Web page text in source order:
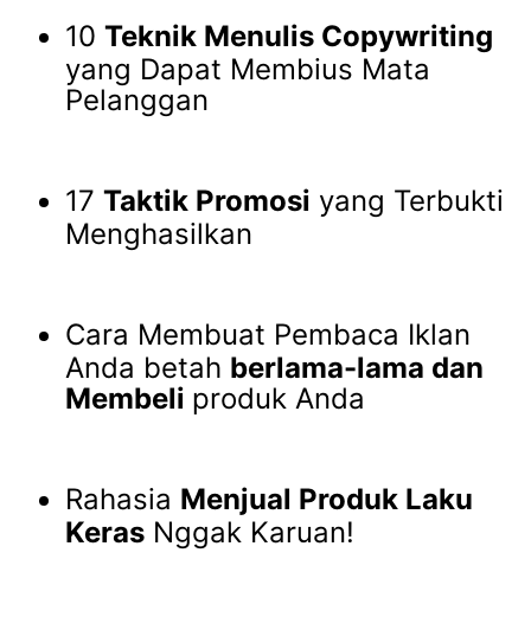
10 Teknik Menulis Copywriting
yang Dapat Membius Mata
Pelanggan
17 Taktik Promosi yang Terbukti
Menghasilkan
Cara Membuat Pembaca Iklan
Anda betah berlama-lama dan
Membeli produk Anda
Rahasia Menjual Produk Laku
Keras Nggak Karuan!